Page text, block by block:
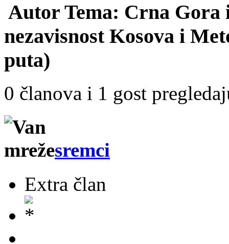
Autor Tema: Crna
nezavisnost Kosova i
puta)
0 članova i 1 gost
sremci
Extra član